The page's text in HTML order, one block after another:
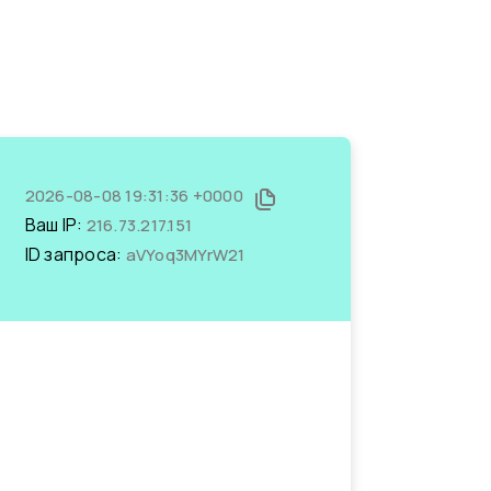
2026-08-08 19:31:36 +0000
Ваш IP: 216.73.217.151
ID запроса: aVYoq3MYrW21